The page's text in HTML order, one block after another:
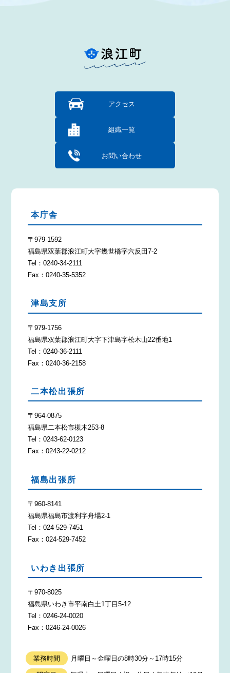
アクセス
組織一覧
お問い合わせ
本庁舎
〒979-1592
福島県双葉郡浪江町大字幾世橋字六反田7-2
Tel：0240-34-2111
Fax：0240-35-5352
津島支所
〒979-1756
福島県双葉郡浪江町大字下津島字松木山22番地1
Tel：0240-36-2111
Fax：0240-36-2158
二本松出張所
〒964-0875
福島県二本松市槻木253-8
Tel：0243-62-0123
Fax：0243-22-0212
福島出張所
〒960-8141
福島県福島市渡利字舟場2-1
Tel：024-529-7451
Fax：024-529-7452
いわき出張所
〒970-8025
福島県いわき市平南白土1丁目5-12
Tel：0246-24-0020
Fax：0246-24-0026
業務時間 月曜日～金曜日の8時30分～17時15分